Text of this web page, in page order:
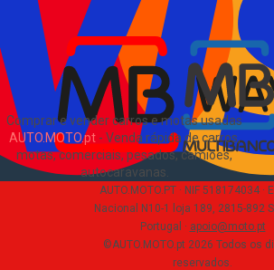
Comprar e vender carros e motas usadas
AUTO.MOTO.pt- Venda rápida de carros,
motas, comerciais, pesados, camiões,
autocaravanas
EN
Sobre Nós
AUTO.MOTO.PT · NIF 518174034 ·
Nacional N10-1 loja 189, 2815-892
Portugal · apoio@moto.pt
©AUTO.MOTO.pt 2026 Todos os
reservados.